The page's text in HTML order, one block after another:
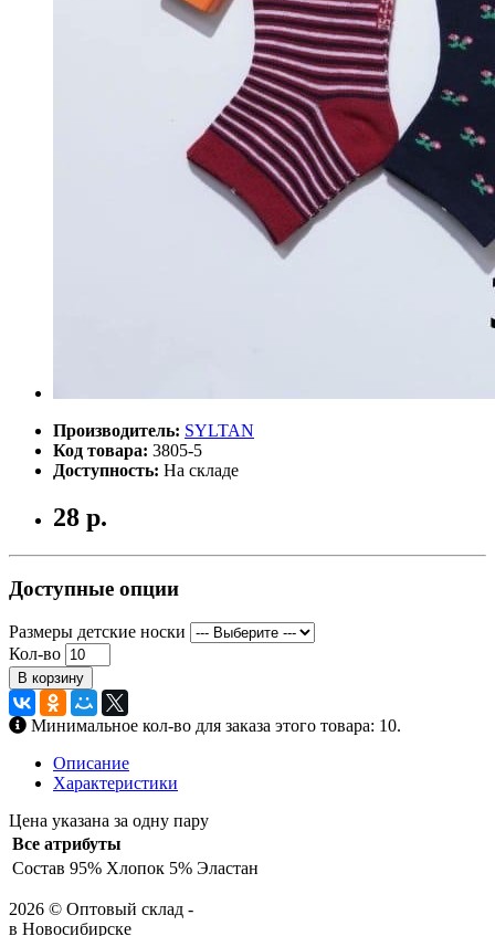
Производитель: SYLTAN
Код товара: 3805-5
Доступность: На складе
28 р.
Доступные опции
Размеры детские носки
Кол-во
В корзину
Минимальное кол-во для заказа этого товара: 10.
Описание
Характеристики
Цена указана за одну пару
Все атрибуты
Состав 95% Хлопок 5% Эластан
2026 © Оптовый склад -
в Новосибирске